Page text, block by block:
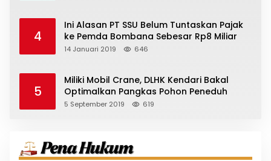
4
Ini Alasan PT SSU Belum Tuntaskan Pajak
ke Pemda Bombana Sebesar Rp8 Miliar
14 Januari 2019 646
5
Miliki Mobil Crane, DLHK Kendari Bakal
Optimalkan Pangkas Pohon Peneduh
5 September 2019 619